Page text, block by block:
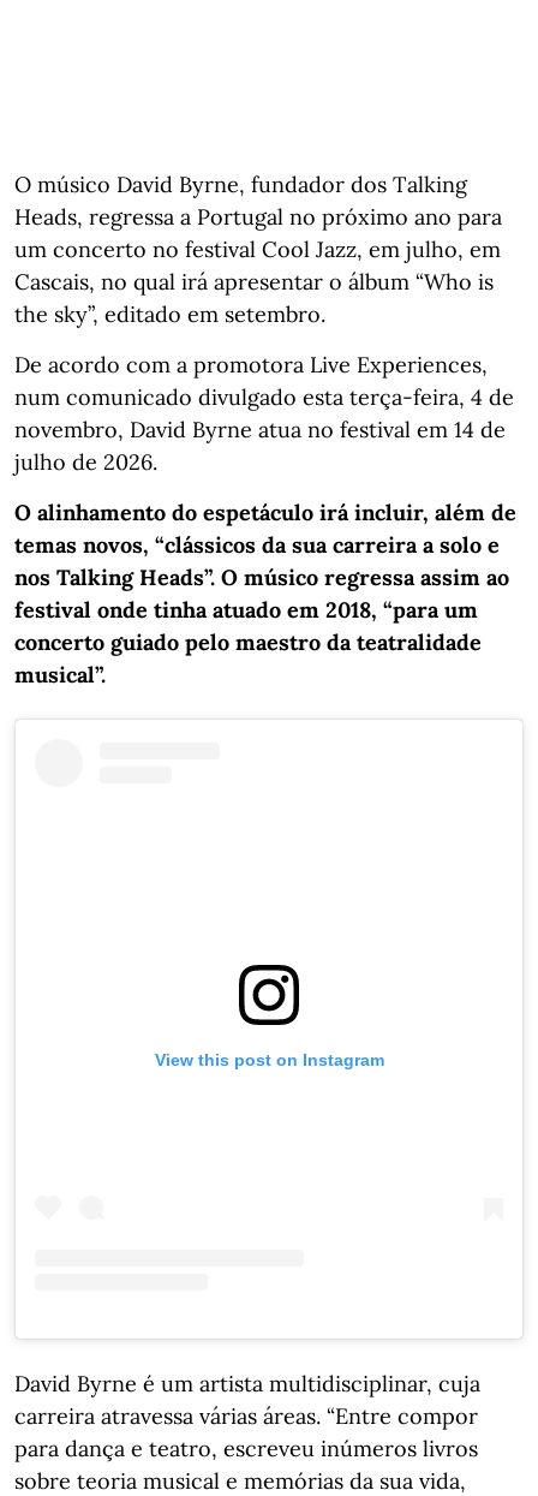
O músico David Byrne, fundador dos Talking
Heads, regressa a Portugal no próximo ano para
um concerto no festival Cool Jazz, em julho, em
Cascais, no qual irá apresentar o álbum “Who is
the sky”, editado em setembro.
De acordo com a promotora Live Experiences,
num comunicado divulgado esta terça-feira, 4 de
novembro, David Byrne atua no festival em 14 de
julho de 2026.
O alinhamento do espetáculo irá incluir, além de
temas novos, “clássicos da sua carreira a solo e
nos Talking Heads”. O músico regressa assim ao
festival onde tinha atuado em 2018, “para um
concerto guiado pelo maestro da teatralidade
musical”.
View this post on Instagram
David Byrne é um artista multidisciplinar, cuja
carreira atravessa várias áreas. “Entre compor
para dança e teatro, escreveu inúmeros livros
sobre teoria musical e memórias da sua vida,